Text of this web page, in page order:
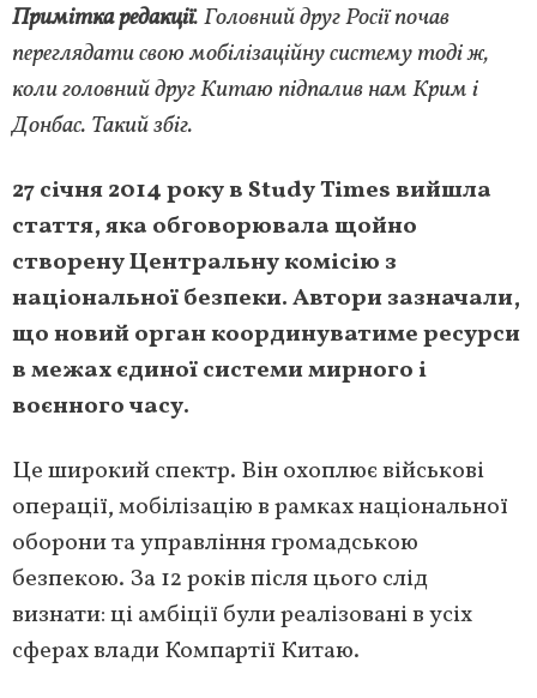
Примітка редакції. Головний друг Росії почав
переглядати свою мобілізаційну систему тоді ж,
коли головний друг Китаю підпалив нам Кримі
Донбас. Такийзбіг.
27 січня 2014 року в Study Times вийшла
стаття, яка обговорювала щойно
створену Центральну комісію з
національної безпеки. Автори зазначали,
що новий орган координуватиме ресурси
в межах єдиної системи мирного і
воєнного часу.
Це широкий спектр. Він охоплює військові
операції, мобілізацію в рамках національної
оборони та управління громадською
безпекою. За 12 років після цього слід
визнати: ці амбіції були реалізовані в усіх
сферах влади Компартії Китаю.